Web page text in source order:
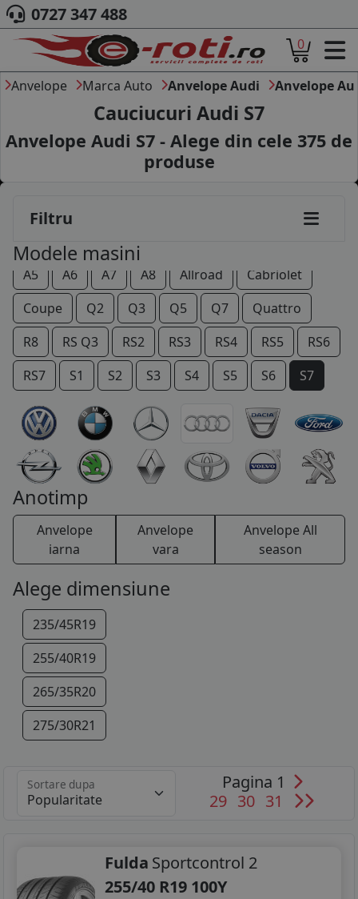
ACASA
DESPRE NOI
ANVELOPE
AUTO
CAMION
MOTO
MARCA AUTO
BLOG
B2B - COLABORARE COMPANII
CONT
CONTACT
COS (
0 PRODUSE
0727 347 488
0
Anvelope Marca Auto Anvelope Audi Anvelope
Cauciucuri Audi S7
Anvelope Audi S7 - Alege din cele 375 de
produse
Filtru
Modele masini
A5
A6 A7 A8 Allroad
Cabriolet
Coupe
Q2 Q3 Q5 Q7
Quattro
R8
RS Q3 RS2 RS3 RS4 RS5
RS6
RS7
S1 S2 S3 S4 S5 S6
S7
S8
SQ5 TT
Anotimp
Anvelope
iarna
Anvelope
vara
Anvelope All
season
Alege dimensiune
235/45R19
255/40R19
265/35R20
275/30R21
Sortare dupa
Pagina 1
29 30 31
Fulda Sportcontrol 2
255/40 R19 100Y